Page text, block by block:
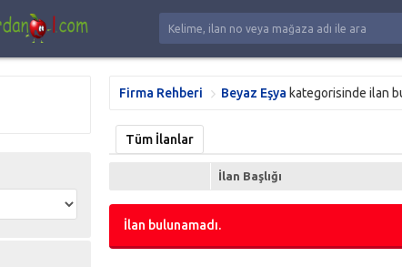
Firma Rehberi Beyaz Eşya kategorisinde ilan
Tüm İlanlar
İlan Başlığı
İlan bulunamadı.